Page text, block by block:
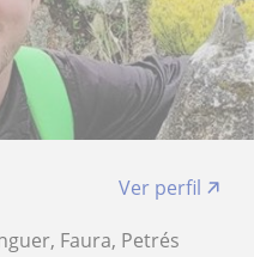
Ver perfil
Faura, Petrés